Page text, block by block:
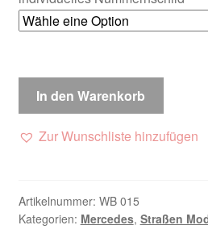
In den Warenkorb
Zur Wunschliste hinzufügen
Artikelnummer: WB 015
Kategorien: Mercedes, Straßen